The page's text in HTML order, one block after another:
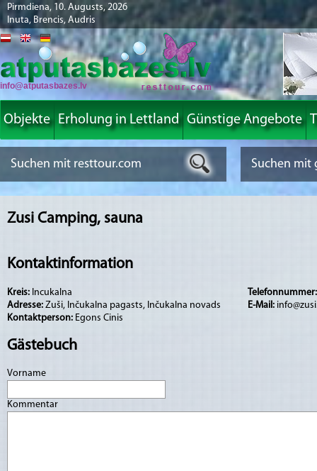
Pirmdiena, 10. Augusts, 2026
Inuta, Brencis, Audris
info@atputasbazes.lv
Objekte Erholung in Lettland Günstige Angebote
Zusi Camping, sauna
Kontaktinformation
Kreis: Incukalna
Adresse: Zuši, Inčukalna pagasts, Inčukalna novads
Kontaktperson: Egons Cinis
E-Mail:
Gästebuch
Vorname
Kommentar